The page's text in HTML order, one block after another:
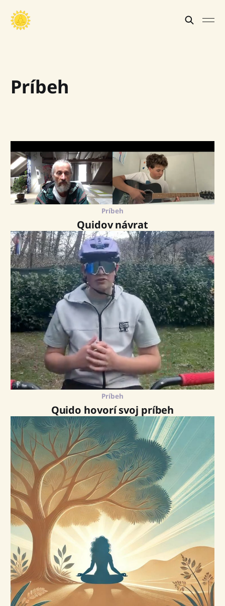
Príbeh
Príbeh
Quidov návrat
Príbeh
Quido hovorí svoj príbeh